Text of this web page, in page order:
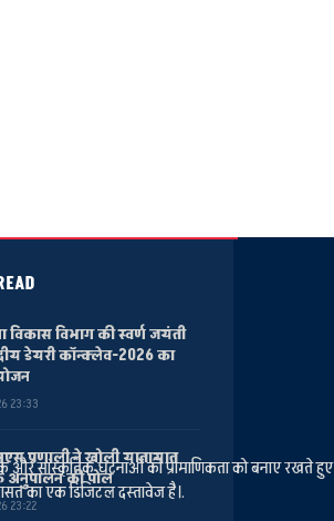
सांस्कृतिक घटनाओं की प्रामाणिकता को बनाए रखते हुए
का एक डिजिटल दस्तावेज है।.
विकास विभाग की स्वर्ण जयंती
डेयरी कॉन्क्लेव-2026 का
23:33
प्रणाली ने खोली यातायात
अनुपालन की पोल
23:22